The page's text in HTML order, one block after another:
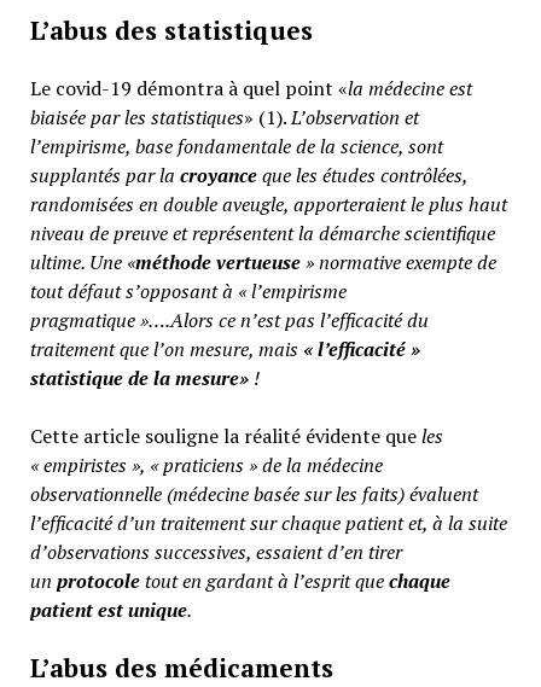
L’abus des statistiques
Le covid-19 démontra à quel point «la médecine est
biaisée par les statistiques» (1).L’observation et
l’empirisme, base fondamentale de la science, sont
supplantés par la croyanceque les études contrôlées,
randomisées en double aveugle, apporteraient le plus haut
niveau de preuve et représentent la démarche scientifique
ultime. Une «méthode vertueuse» normative exempte de
tout défaut s’opposant à « l’empirisme
pragmatique »….Alors ce n’est pas l’efficacité du
traitement que l’on mesure, mais «l’efficacité »
statistique de la mesure» !
Cette article souligne la réalité évidente queles
« empiristes », « praticiens » de la médecine
observationnelle (médecine basée sur les faits) évaluent
l’efficacité d’un traitement sur chaque patient et, à la suite
d’observations successives, essaient d’en tirer
un protocoletout en gardant à l’esprit quechaque
patient est unique.
L’abus des médicaments